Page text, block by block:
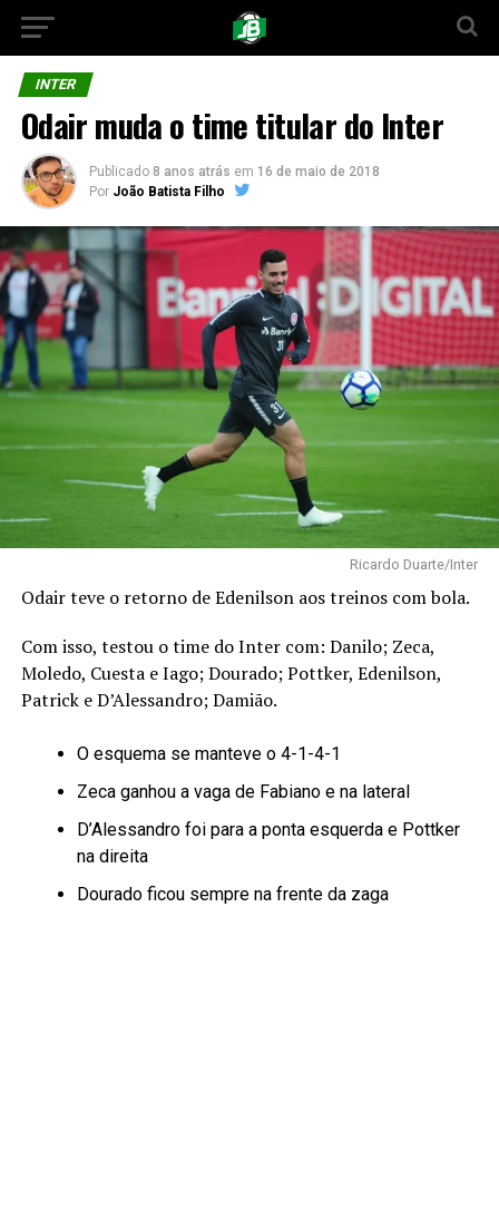
INTER
Odair muda o time titular do Inter
Publicado 8 anos atrás em 16 de maio de 2018
Por João Batista Filho
Ricardo Duarte/Inter
Odair teve o retorno de Edenilson aos treinos com bola.
Com isso, testou o time do Inter com: Danilo; Zeca,
Moledo, Cuesta e Iago; Dourado; Pottker, Edenilson,
Patrick e D’Alessandro; Damião.
O esquema se manteve o 4-1-4-1
Zeca ganhou a vaga de Fabiano e na lateral
D’Alessandro foi para a ponta esquerda e Pottker
na direita
Dourado ficou sempre na frente da zaga